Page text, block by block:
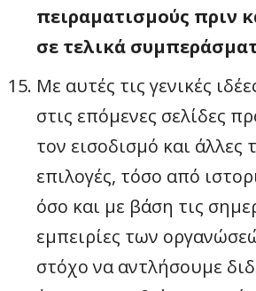
πειραματισμούς πριν
σε τελικά
Με αυτές τις γενικές
στις επόμενες σελίδες
τον εισοδισμό και άλλες
επιλογές, τόσο από
όσο και με βάση τις
εμπειρίες των
στόχο να αντλήσουμε